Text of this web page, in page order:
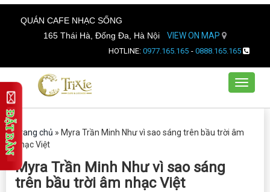
QUÁN CAFE NHẠC SỐNG
165 Thái Hà, Đống Đa, Hà Nội
VIEW ON MAP
HOTLINE: 0977.165.165 - 0888.165.165
Toggle
Trang chủ » Myra Trần Minh Như vì sao sáng trên bầu trời âm
nhạc Việt
Myra Trần Minh Như vì sao sáng
trên bầu trời âm nhạc Việt